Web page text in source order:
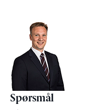
Spørsmål